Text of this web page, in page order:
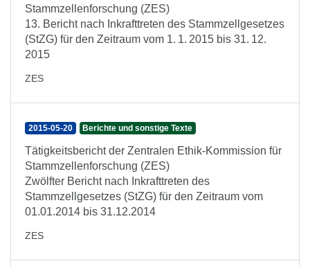
Stammzellenforschung (ZES)
13. Bericht nach Inkrafttreten des Stammzellgesetzes
(StZG) für den Zeitraum vom 1. 1. 2015 bis 31. 12.
2015
ZES
2015-05-20 Berichte und sonstige Texte
Tätigkeitsbericht der Zentralen Ethik-Kommission für
Stammzellenforschung (ZES)
Zwölfter Bericht nach Inkrafttreten des
Stammzellgesetzes (StZG) für den Zeitraum vom
01.01.2014 bis 31.12.2014
ZES